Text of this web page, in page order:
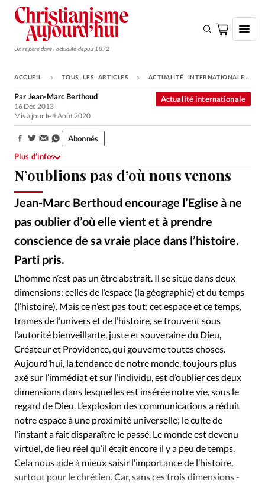
Un repère dans l'actualité depuis 1872
S'ABONNER
Monde
Opinions
Tous les articles
Faire un don
Se connecter
Édition: Internationale
Devise:
CHF
RUBRIQUES
Tous les articles
Actualité chrétienne
Actualité internationale
Chronique
Culture
Dossier
Eglises Foi Génération réveil
Monde
Opinions
Publireportage
Relations Aujourd'hui
Société
Tour du monde des Eglises
Trait d'Ixène
Vécu
Vie Intérieure
ACCUEIL TOUS LES ARTICLES ACTUALITÉ INTERNATIONALE
N’oublions pas d’où nous venons
Jean-Marc Berthoud encourage l’Eglise à ne
pas oublier d’où elle vient et à prendre
conscience de sa vraie place dans l’histoire.
Parti pris.
Actualité internationale
ParJean-Marc Berthoud
16 Déc 2013
Mis à jour le 4 Août 2020
Partager:
Abonnés
Plus d’infos
L’homme n’est pas un être abstrait. Il se situe dans deux
dimensions: celles de l’espace (la géographie) et du temps
(l’histoire). Mais ce n’est pas tout: cet espace et ce temps,
trames de l’univers et de l’histoire, se trouvent sous
l’autorité bienveillante, juste et souveraine du Dieu,
Créateur et Providence, qui gouverne toutes choses.
Aujourd’hui, la tendance de notre monde, toujours plus
axé sur l’immédiat et sur l’individu, est d’oublier ces deux
dimensions dans lesquelles est insérée notre vie, sous le
regard de Dieu. L’explosion des communications a réduit
notre espace à une proximité universelle; le culte de
l’instant a fait disparaître le passé. Le monde est devenu
virtuel, de lieu réel qu’il était encore il y a peu de temps.
Cela nous aide à mieux saisir l’importance de l’histoire,
surtout pour le chrétien. Car, sans ces trois dimensions -